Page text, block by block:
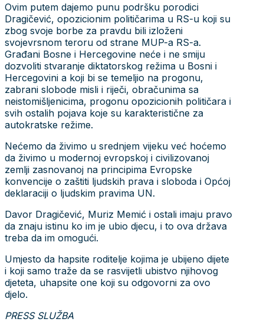
Ovim putem dajemo punu podršku porodici
Dragičević, opozicionim političarima u RS-u koji su
zbog svoje borbe za pravdu bili izloženi
svojevrsnom teroru od strane MUP-a RS-a.
Građani Bosne i Hercegovine neće i ne smiju
dozvoliti stvaranje diktatorskog režima u Bosni i
Hercegovini a koji bi se temeljio na progonu,
zabrani slobode misli i riječi, obračunima sa
neistomišljenicima, progonu opozicionih političara i
svih ostalih pojava koje su karakteristične za
autokratske režime.
Nećemo da živimo u srednjem vijeku već hoćemo
da živimo u modernoj evropskoj i civilizovanoj
zemlji zasnovanoj na principima Evropske
konvencije o zaštiti ljudskih prava i sloboda i Općoj
deklaraciji o ljudskim pravima UN.
Davor Dragičević, Muriz Memić i ostali imaju pravo
da znaju istinu ko im je ubio djecu, i to ova država
treba da im omogući.
Umjesto da hapsite roditelje kojima je ubijeno dijete
i koji samo traže da se rasvijetli ubistvo njihovog
djeteta, uhapsite one koji su odgovorni za ovo
djelo.
PRESS SLUŽBA